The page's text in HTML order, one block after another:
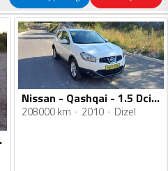
81kw
Nissan - Qashqai - 1.5 Dci 81kw
208000 km 2010 Dizel